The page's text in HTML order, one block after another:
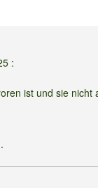
:
ist und sie